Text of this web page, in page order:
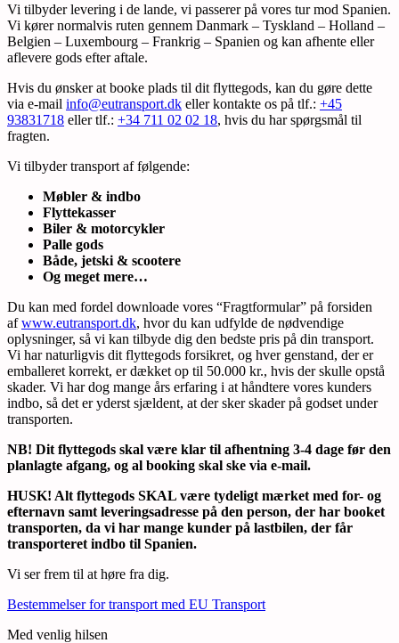
Vi tilbyder levering i de lande, vi passerer på vores tur mod Spanien.
Vi kører normalvis ruten gennem Danmark – Tyskland – Holland –
Belgien – Luxembourg – Frankrig – Spanien og kan afhente eller
aflevere gods efter aftale.
Hvis du ønsker at booke plads til dit flyttegods, kan du gøre dette
via e-mail info@eutransport.dk eller kontakte os på tlf.: +45
93831718 eller tlf.: +34 711 02 02 18, hvis du har spørgsmål til
fragten.
Vi tilbyder transport af følgende:
Møbler & indbo
Flyttekasser
Biler & motorcykler
Palle gods
Både, jetski & scootere
Og meget mere…
Du kan med fordel downloade vores “Fragtformular” på forsiden
afwww.eutransport.dk, hvor du kan udfylde de nødvendige
oplysninger, så vi kan tilbyde dig den bedste pris på din transport.
Vi har naturligvis dit flyttegods forsikret, og hver genstand, der er
emballeret korrekt, er dækket op til 50.000 kr., hvis der skulle opstå
skader. Vi har dog mange års erfaring i at håndtere vores kunders
indbo, så det er yderst sjældent, at der sker skader på godset under
transporten.
NB! Dit flyttegods skal være klar til afhentning 3-4 dage før den
planlagte afgang, og al booking skal ske via e-mail.
HUSK! Alt flyttegods SKAL være tydeligt mærket med for- og
efternavn samt leveringsadresse på den person, der har booket
transporten, da vi har mange kunder på lastbilen, der får
transporteret indbo til Spanien.
Vi ser frem til at høre fra dig.
Bestemmelser for transport med EU Transport
Med venlig hilsen